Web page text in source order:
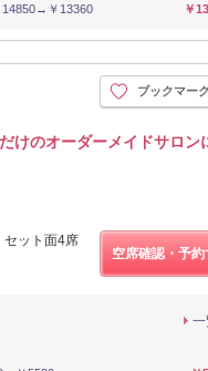
14850→￥13360 ￥
ブックマー
けのオーダーメイドサロン
セット面4席
空席確認・予約